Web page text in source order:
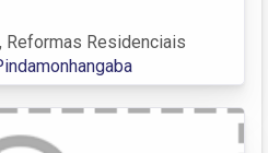
Reformas Residenciais